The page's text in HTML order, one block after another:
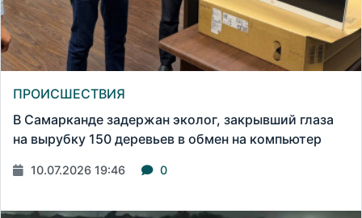
ПРОИСШЕСТВИЯ
В Самарканде задержан эколог, закрывший глаза
на вырубку 150 деревьев в обмен на компьютер
10.07.2026 19:46 0